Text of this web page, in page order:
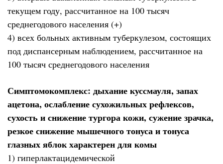
текущем году, рассчитанное на 100 тысяч
среднегодового населения (+)
4) всех больных активным туберкулезом, состоящих
под диспансерным наблюдением, рассчитанное на
100 тысяч среднегодового населения
Симптомокомплекс: дыхание куссмауля, запах
ацетона, ослабление сухожильных рефлексов,
сухость и снижение тургора кожи, сужение зрачка,
резкое снижение мышечного тонуса и тонуса
глазных яблок характерен для комы
1) гиперлактацидемической